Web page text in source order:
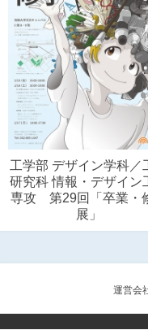
工学部 デザイン学科／
研究科 情報・デザイン
専攻 第29回「卒業・
展」
運営会